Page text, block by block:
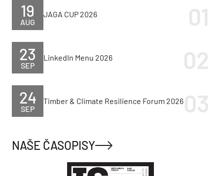
AUG
19 JAGA CUP 2026
SEP
23 LinkedIn Menu 2026
SEP
24 Timber & Climate Resilience Forum 2026
NAŠE ČASOPISY